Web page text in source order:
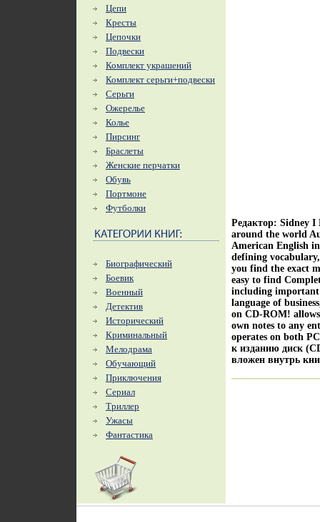
Цепи
Кресты
Цепочки
Подвески
Комплект украшений
Комплект серьги+подвески
Серьги
Ожерелье
Колье
Пирсинг
Браслеты
Женские перчатки
Обувь
Портмоне
Футболки
Биографический
Боевик
Военный
Детектив
Исторический
Криминальный
Мелодрама
Обучающий
Приключения
Сериал
Триллер
Ужасы
Фантастика
Редактор: Sidney I
around the world
American English
defining
you find the exact
easy to find
including important
language of
on CD-ROM!
own notes to any
operates on both
к изданию диск
вложен внутрь